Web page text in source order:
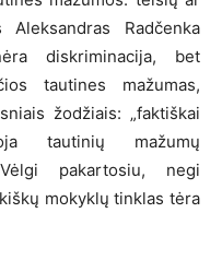
Radčenka
diskriminacija, bet
tautines mažumas,
žodžiais: „faktiškai
tautinių mažumų
pakartosiu, negi
mokyklų tinklas tėra